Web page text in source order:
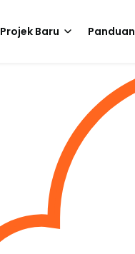
Projek Baru Panduan